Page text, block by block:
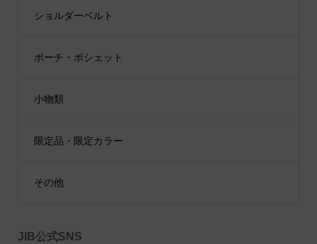
ショルダーベルト
ポーチ・ポシェット
小物類
限定品・限定カラー
その他
JIB公式SNS